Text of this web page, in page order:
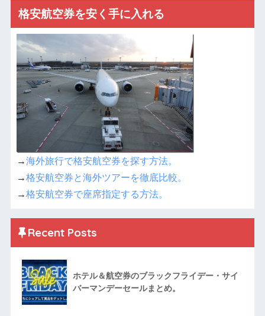
格安航空券を安く手に入れる
→海外旅行で格安航空券を探す方法。
→格安航空券と海外ツアーを徹底比較。
→格安航空券で座席指定する方法。
Recent Posts
ホテル＆航空券のブラックフライデー・サイ
バーマンデーセールまとめ。